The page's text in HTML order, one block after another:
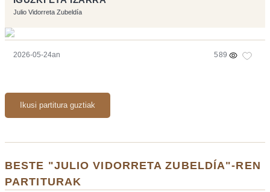
Julio Vidorreta Zubeldía
2026-05-24an 589
Ikusi partitura guztiak
BESTE "JULIO VIDORRETA ZUBELDÍA"-REN
PARTITURAK